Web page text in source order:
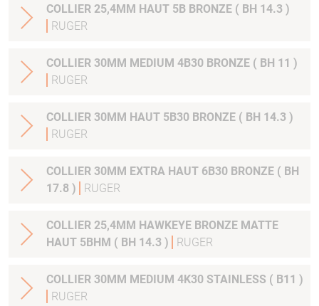
COLLIER 25,4MM HAUT 5B BRONZE ( BH 14.3 )
RUGER
COLLIER 30MM MEDIUM 4B30 BRONZE ( BH 11 )
RUGER
COLLIER 30MM HAUT 5B30 BRONZE ( BH 14.3 )
RUGER
COLLIER 30MM EXTRA HAUT 6B30 BRONZE ( BH
17.8 )
RUGER
COLLIER 25,4MM HAWKEYE BRONZE MATTE
HAUT 5BHM ( BH 14.3 )
RUGER
COLLIER 30MM MEDIUM 4K30 STAINLESS ( B11 )
RUGER